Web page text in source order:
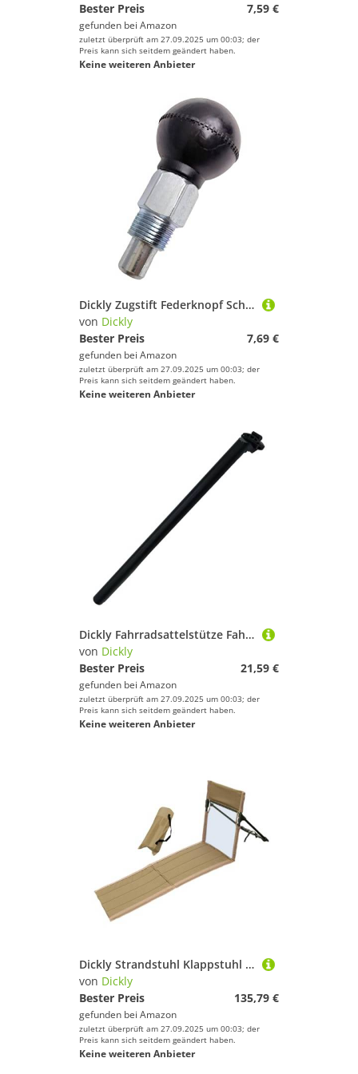
Bester Preis
7,59 €
gefunden bei Amazon
zuletzt überprüft am 27.09.2025 um 00:03; der
Preis kann sich seitdem geändert haben.
Keine weiteren Anbieter
Dickly Zugstift Federknopf Schraube Trainingsgerät Befestigungen Anpassung für
von Dickly
Bester Preis
7,69 €
gefunden bei Amazon
zuletzt überprüft am 27.09.2025 um 00:03; der
Preis kann sich seitdem geändert haben.
Keine weiteren Anbieter
Dickly Fahrradsattelstütze Fahrradsattelstütze Einfach zu Installierende Robuste Komponenten Fahrradausrüstung für Rennräder Sattelrohr, Schwarz
von Dickly
Bester Preis
21,59 €
gefunden bei Amazon
zuletzt überprüft am 27.09.2025 um 00:03; der
Preis kann sich seitdem geändert haben.
Keine weiteren Anbieter
Dickly Strandstuhl Klappstuhl Bodenstuhl Picknickstuhl Leicht Faltbar mit Robusten Stützstangen für Stabilität für Rucksackreisen Strand Und Sonnenbaden, Braun
von Dickly
Bester Preis
135,79 €
gefunden bei Amazon
zuletzt überprüft am 27.09.2025 um 00:03; der
Preis kann sich seitdem geändert haben.
Keine weiteren Anbieter